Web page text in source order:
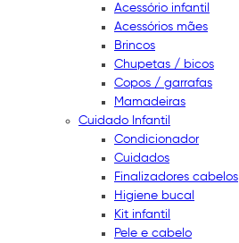
Acessório infantil
Acessórios mães
Brincos
Chupetas / bicos
Copos / garrafas
Mamadeiras
Cuidado Infantil
Condicionador
Cuidados
Finalizadores cabelos
Higiene bucal
Kit infantil
Pele e cabelo